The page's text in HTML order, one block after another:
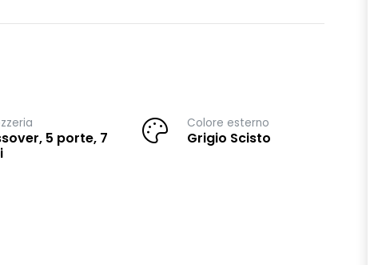
5 porte, 7
Colore esterno
Grigio Scisto